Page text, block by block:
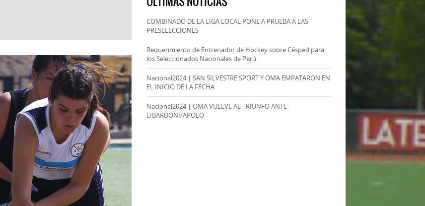
COMBINADO DE LA LIGA LOCAL PONE A PRUEBA A LAS
PRESELECCIONES
Requerimiento de Entrenador de Hockey sobre Césped para
los Seleccionados Nacionales de Perú
Nacional2024 | SAN SILVESTRE SPORT Y OMA EMPATARON EN
EL INICIO DE LA FECHA
Nacional2024 | OMA VUELVE AL TRIUNFO ANTE
LIBARDONI/APOLO